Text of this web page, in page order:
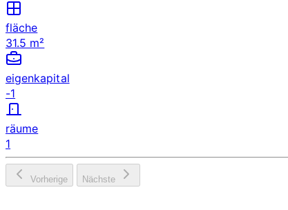
fläche
31.5 m²
eigenkapital
-1
räume
1
Vorherige Nächste